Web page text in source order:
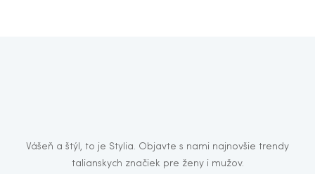
Vášeň a štýl, to je Stylia. Objavte s nami najnovšie trendy
talianskych značiek pre ženy i mužov.